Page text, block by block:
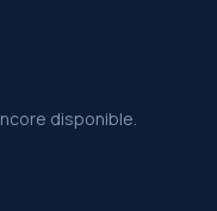
disponible.